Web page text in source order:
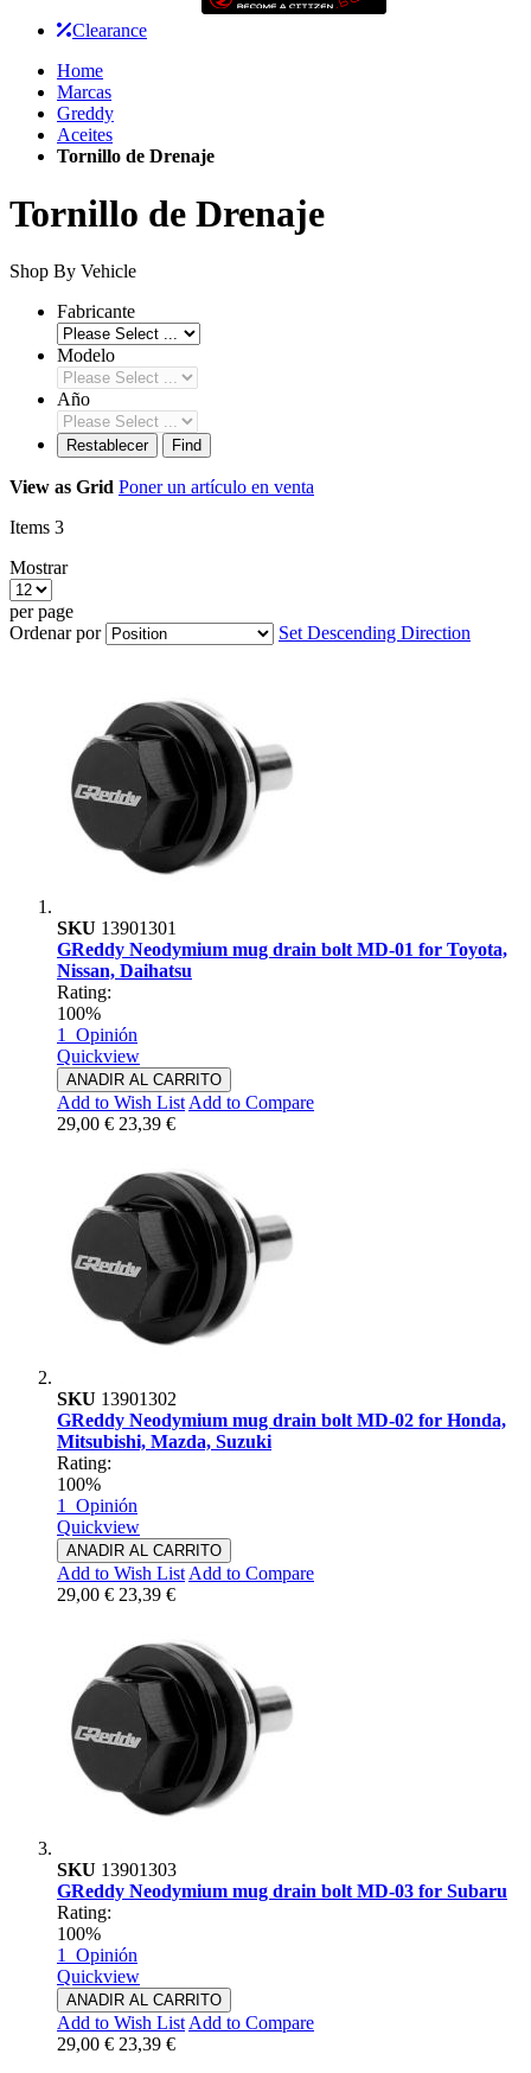
Clearance
Home
Marcas
Greddy
Aceites
Tornillo de Drenaje
Tornillo de Drenaje
Shop By Vehicle
Fabricante
Modelo
Año
Restablecer Find
View as Grid Poner un artículo en venta
Items 3
Mostrar
per page
Ordenar por
Set Descending Direction
SKU 13901301
GReddy Neodymium mug drain bolt MD-01 for Toyota,
Nissan, Daihatsu
Rating:
100%
1 Opinión
Quickview
ANADIR AL CARRITO
Add to Wish List Add to Compare
29,00 € 23,39 €
SKU 13901302
GReddy Neodymium mug drain bolt MD-02 for Honda,
Mitsubishi, Mazda, Suzuki
Rating:
100%
1 Opinión
Quickview
ANADIR AL CARRITO
Add to Wish List Add to Compare
29,00 € 23,39 €
SKU 13901303
GReddy Neodymium mug drain bolt MD-03 for Subaru
Rating:
100%
1 Opinión
Quickview
ANADIR AL CARRITO
Add to Wish List Add to Compare
29,00 € 23,39 €